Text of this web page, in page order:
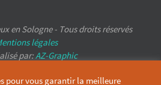
en Sologne - Tous droits réservés
légales
par:AZ-Graphic
pour vous garantir la meilleure